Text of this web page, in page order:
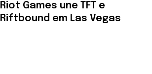
Riot Games une TFT e
Riftbound em Las Vegas